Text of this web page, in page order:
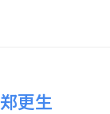
郑更生